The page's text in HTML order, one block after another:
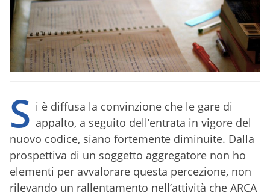
S i è diffusa la convinzione che le gare di
appalto, a seguito dell’entrata in vigore del
nuovo codice, siano fortemente diminuite. Dalla
prospettiva di un soggetto aggregatore non ho
elementi per avvalorare questa percezione, non
rilevando un rallentamento nell’attività che ARCA